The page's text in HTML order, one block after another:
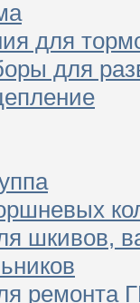
для
для
шкивов,
ремонта